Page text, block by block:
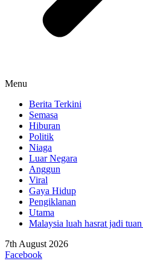
Menu
Berita Terkini
Semasa
Hiburan
Politik
Niaga
Luar Negara
Anggun
Viral
Gaya Hidup
Pengiklanan
Utama
Malaysia luah hasrat jadi
7th August 2026
Facebook